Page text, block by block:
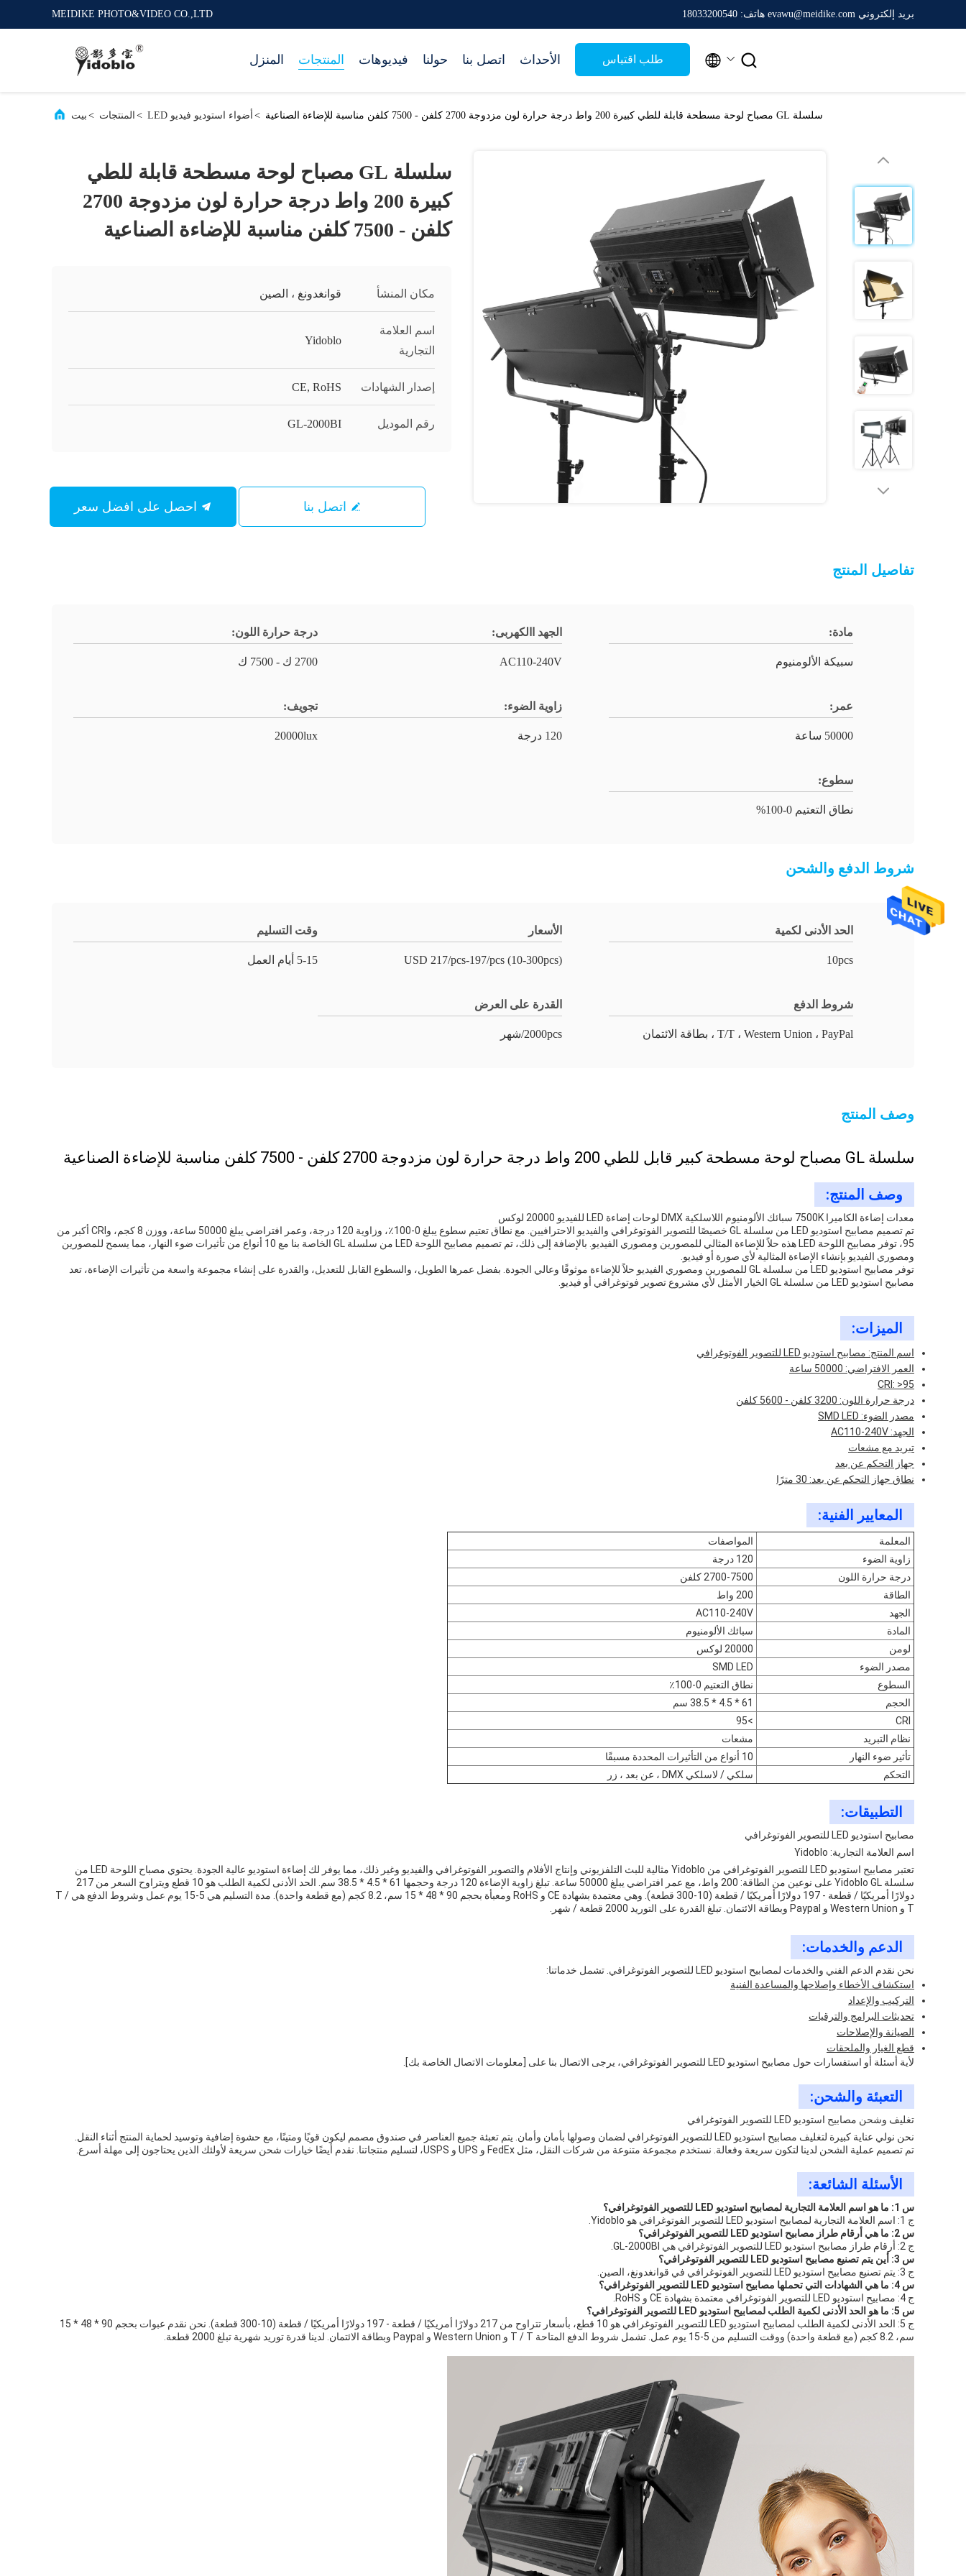
MEIDIKE PHOTO&VIDEO CO.,LTD بريد إلكتروني evawu@meidike.com هاتف: 18033200540
المنزل المنتجات فيديوهات حولنا اتصل بنا الأحداث طلب اقتباس  
بيت > المنتجات > أضواء استوديو فيديو LED > سلسلة GL مصباح لوحة مسطحة قابلة للطي كبيرة 200 واط درجة حرارة لون مزدوجة 2700 كلفن - 7500 كلفن مناسبة للإضاءة الصناعية
سلسلة GL مصباح لوحة مسطحة قابلة للطي
كبيرة 200 واط درجة حرارة لون مزدوجة 2700
كلفن - 7500 كلفن مناسبة للإضاءة الصناعية
مكان المنشأ قوانغدونغ ، الصين
اسم العلامة
التجارية
Yidoblo
إصدار الشهادات CE, RoHS
رقم الموديل GL-2000BI
اتصل بنا
تفاصيل المنتج
مادة:
سبيكة الألومنيوم
الجهد االكهربى:
AC110-240V
درجة حرارة اللون:
2700 ك - 7500 ك
عمر:
50000 ساعة
زاوية الضوء:
120 درجة
تجويف:
20000lux
سطوع:
نطاق التعتيم 0-100%
شروط الدفع والشحن
الحد الأدنى لكمية
10pcs
الأسعار
USD 217/pcs-197/pcs (10-300pcs)
وقت التسليم
5-15 أيام العمل
شروط الدفع
T/T ، Western Union ، PayPal ، بطاقة الائتمان
القدرة على العرض
2000pcs/شهر
وصف المنتج
سلسلة GL مصباح لوحة مسطحة كبير قابل للطي 200 واط درجة حرارة لون مزدوجة 2700 كلفن - 7500 كلفن مناسبة للإضاءة الصناعية
وصف المنتج:
معدات إضاءة الكاميرا 7500K سبائك الألومنيوم اللاسلكية DMX لوحات إضاءة LED للفيديو 20000 لوكس
تم تصميم مصابيح استوديو LED من سلسلة GL خصيصًا للتصوير الفوتوغرافي والفيديو الاحترافيين. مع نطاق تعتيم سطوع يبلغ 0-100٪، وزاوية 120 درجة، وعمر افتراضي يبلغ 50000 ساعة، ووزن 8 كجم، وCRI أكبر من
95، توفر مصابيح اللوحة LED هذه حلاً للإضاءة المثالي للمصورين ومصوري الفيديو. بالإضافة إلى ذلك، تم تصميم مصابيح اللوحة LED من سلسلة GL الخاصة بنا مع 10 أنواع من تأثيرات ضوء النهار، مما يسمح للمصورين
ومصوري الفيديو بإنشاء الإضاءة المثالية لأي صورة أو فيديو.
توفر مصابيح استوديو LED من سلسلة GL للمصورين ومصوري الفيديو حلاً للإضاءة موثوقًا وعالي الجودة. بفضل عمرها الطويل، والسطوع القابل للتعديل، والقدرة على إنشاء مجموعة واسعة من تأثيرات الإضاءة، تعد
مصابيح استوديو LED من سلسلة GL الخيار الأمثل لأي مشروع تصوير فوتوغرافي أو فيديو.
الميزات:
اسم المنتج: مصابيح استوديو LED للتصوير الفوتوغرافي
العمر الافتراضي: 50000 ساعة
CRI: >95
درجة حرارة اللون: 3200 كلفن - 5600 كلفن
مصدر الضوء: SMD LED
الجهد: AC110-240V
تبريد مع مشعات
جهاز التحكم عن بعد
نطاق جهاز التحكم عن بعد: 30 مترًا
المعايير الفنية:
المعلمة
المواصفات
زاوية الضوء
120 درجة
درجة حرارة اللون
2700-7500 كلفن
الطاقة
200 واط
الجهد
AC110-240V
المادة
سبائك الألومنيوم
لومن
20000 لوكس
مصدر الضوء
SMD LED
السطوع
نطاق التعتيم 0-100٪
الحجم
61 * 4.5 * 38.5 سم
CRI
>95
نظام التبريد
مشعات
تأثير ضوء النهار
10 أنواع من التأثيرات المحددة مسبقًا
التحكم
سلكي / لاسلكي DMX ، عن بعد ، زر
التطبيقات:
مصابيح استوديو LED للتصوير الفوتوغرافي
اسم العلامة التجارية: Yidoblo
تعتبر مصابيح استوديو LED للتصوير الفوتوغرافي من Yidoblo مثالية للبث التلفزيوني وإنتاج الأفلام والتصوير الفوتوغرافي والفيديو وغير ذلك، مما يوفر لك إضاءة استوديو عالية الجودة. يحتوي مصباح اللوحة LED من
سلسلة Yidoblo GL على نوعين من الطاقة: 200 واط، مع عمر افتراضي يبلغ 50000 ساعة. تبلغ زاوية الإضاءة 120 درجة وحجمها 61 * 4.5 * 38.5 سم. الحد الأدنى لكمية الطلب هو 10 قطع ويتراوح السعر من 217
دولارًا أمريكيًا / قطعة - 197 دولارًا أمريكيًا / قطعة (10-300 قطعة). وهي معتمدة بشهادة CE و RoHS ومعبأة بحجم 90 * 48 * 15 سم، 8.2 كجم (مع قطعة واحدة). مدة التسليم هي 5-15 يوم عمل وشروط الدفع هي T /
T و Western Union و Paypal وبطاقة الائتمان. تبلغ القدرة على التوريد 2000 قطعة / شهر.
الدعم والخدمات:
نحن نقدم الدعم الفني والخدمات لمصابيح استوديو LED للتصوير الفوتوغرافي. تشمل خدماتنا:
استكشاف الأخطاء وإصلاحها والمساعدة الفنية
التركيب والإعداد
تحديثات البرامج والترقيات
الصيانة والإصلاحات
قطع الغيار والملحقات
لأية أسئلة أو استفسارات حول مصابيح استوديو LED للتصوير الفوتوغرافي، يرجى الاتصال بنا على [معلومات الاتصال الخاصة بك].
التعبئة والشحن:
تغليف وشحن مصابيح استوديو LED للتصوير الفوتوغرافي
نحن نولي عناية كبيرة لتغليف مصابيح استوديو LED للتصوير الفوتوغرافي لضمان وصولها بأمان وأمان. يتم تعبئة جميع العناصر في صندوق مصمم ليكون قويًا ومتينًا، مع حشوة إضافية وتوسيد لحماية المنتج أثناء النقل.
تم تصميم عملية الشحن لدينا لتكون سريعة وفعالة. نستخدم مجموعة متنوعة من شركات النقل، مثل FedEx و UPS و USPS، لتسليم منتجاتنا. نقدم أيضًا خيارات شحن سريعة لأولئك الذين يحتاجون إلى مهلة أسرع.
الأسئلة الشائعة:
س 1: ما هو اسم العلامة التجارية لمصابيح استوديو LED للتصوير الفوتوغرافي؟
ج 1: اسم العلامة التجارية لمصابيح استوديو LED للتصوير الفوتوغرافي هو Yidoblo.
س 2: ما هي أرقام طراز مصابيح استوديو LED للتصوير الفوتوغرافي؟
ج 2: أرقام طراز مصابيح استوديو LED للتصوير الفوتوغرافي هي GL-2000BI.
س 3: أين يتم تصنيع مصابيح استوديو LED للتصوير الفوتوغرافي؟
ج 3: يتم تصنيع مصابيح استوديو LED للتصوير الفوتوغرافي في قوانغدونغ، الصين.
س 4: ما هي الشهادات التي تحملها مصابيح استوديو LED للتصوير الفوتوغرافي؟
ج 4: مصابيح استوديو LED للتصوير الفوتوغرافي معتمدة بشهادة CE و RoHS.
س 5: ما هو الحد الأدنى لكمية الطلب لمصابيح استوديو LED للتصوير الفوتوغرافي؟
ج 5: الحد الأدنى لكمية الطلب لمصابيح استوديو LED للتصوير الفوتوغرافي هو 10 قطع، بأسعار تتراوح من 217 دولارًا أمريكيًا / قطعة - 197 دولارًا أمريكيًا / قطعة (10-300 قطعة). نحن نقدم عبوات بحجم 90 * 48 * 15
سم، 8.2 كجم (مع قطعة واحدة) ووقت التسليم من 5-15 يوم عمل. تشمل شروط الدفع المتاحة T / T و Western Union و Paypal وبطاقة الائتمان. لدينا قدرة توريد شهرية تبلغ 2000 قطعة.